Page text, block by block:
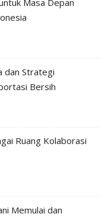
dan Strategi
Bersih
Ruang Kolaborasi
Memulai dan